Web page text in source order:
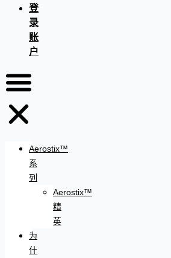
登
录
账
户
Aerostix™
系
列
Aerostix™
精
英
为
什